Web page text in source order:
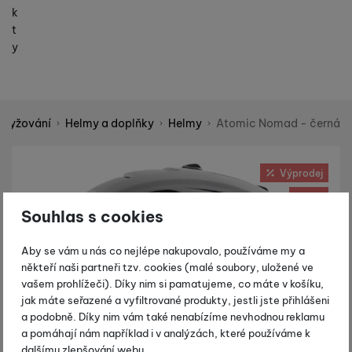
Souhlas s cookies
Aby se vám u nás co nejlépe nakupovalo, používáme my a
někteří naši partneři tzv. cookies (malé soubory, uložené ve
vašem prohlížeči). Díky nim si pamatujeme, co máte v košíku,
jak máte seřazené a vyfiltrované produkty, jestli jste přihlášeni
a podobně. Díky nim vám také nenabízíme nevhodnou reklamu
a pomáhají nám například i v analýzách, které používáme k
k
t
y
lyžování Helmy a doplňky Helmy Atomic Nomad - černá
Výprodej